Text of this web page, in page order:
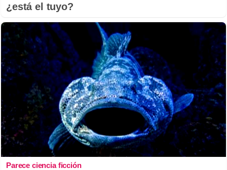
¿está el tuyo?
Parece ciencia ficción